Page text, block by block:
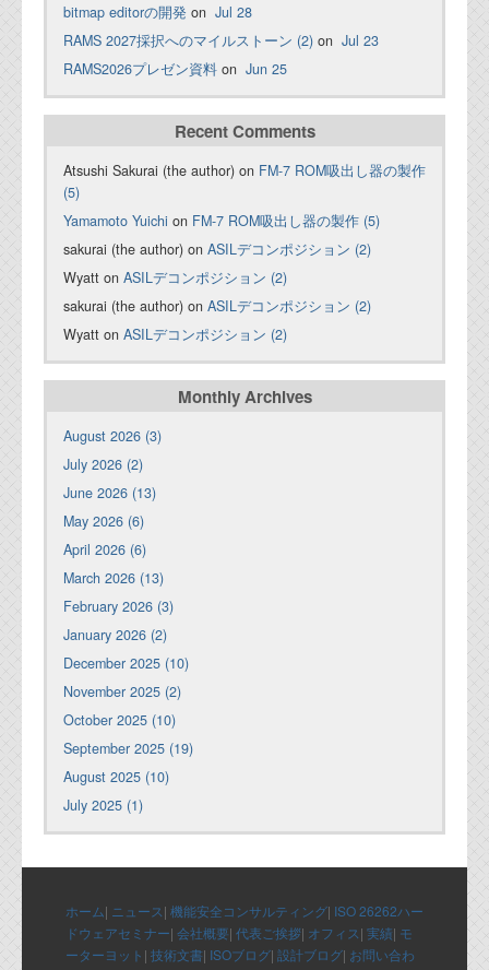
bitmap editorの開発 on Jul 28
RAMS 2027採択へのマイルストーン (2) on Jul 23
RAMS2026プレゼン資料 on Jun 25
Recent Comments
Atsushi Sakurai (the author) on FM-7 ROM吸出し器の製作
(5)
Yamamoto Yuichi on FM-7 ROM吸出し器の製作 (5)
sakurai (the author) on ASILデコンポジション (2)
Wyatt on ASILデコンポジション (2)
sakurai (the author) on ASILデコンポジション (2)
Wyatt on ASILデコンポジション (2)
Monthly Archives
August 2026 (3)
July 2026 (2)
June 2026 (13)
May 2026 (6)
April 2026 (6)
March 2026 (13)
February 2026 (3)
January 2026 (2)
December 2025 (10)
November 2025 (2)
October 2025 (10)
September 2025 (19)
August 2025 (10)
July 2025 (1)
ホーム| ニュース| 機能安全コンサルティング| ISO 26262ハー
ドウェアセミナー| 会社概要| 代表ご挨拶| オフィス| 実績| モ
ーターヨット | 技術文書| ISOブログ| 設計ブログ| お問い合わ